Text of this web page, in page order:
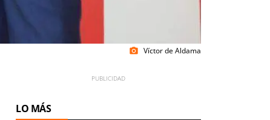
photo_camera Víctor de Aldama
LO MÁS